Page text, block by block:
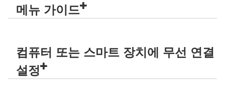
메뉴 가이드
컴퓨터 또는 스마트 장치에 무선 연결
설정